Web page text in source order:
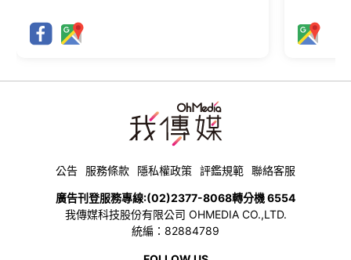
公告 服務條款 隱私權政策 評鑑規範 聯絡客服
廣告刊登服務專線:(02)2377-8068轉分機 6554
我傳媒科技股份有限公司 OHMEDIA CO.,LTD.
統編：82884789